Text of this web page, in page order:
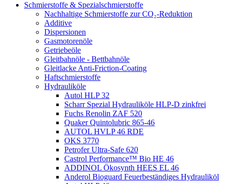
Schmierstoffe & Spezialschmierstoffe
Nachhaltige Schmierstoffe zur CO₂-Reduktion
Additive
Dispersionen
Gasmotorenöle
Getriebeöle
Gleitbahnöle - Bettbahnöle
Gleitlacke Anti-Friction-Coating
Haftschmierstoffe
Hydrauliköle
Autol HLP 32
Scharr Spezial Hydrauliköle HLP-D zinkfrei
Fuchs Renolin ZAF 520
Quaker Quintolubric 865-46
AUTOL HVLP 46 RDE
OKS 3770
Petrofer Ultra-Safe 620
Castrol Performance™ Bio HE 46
ADDINOL Ökosynth HEES EL 46
Anderol Bioguard Feuerbeständiges Hydrauliköl